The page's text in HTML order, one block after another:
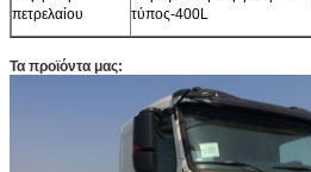
πετρελαίου
τύπος-400L
Τα προϊόντα μας: